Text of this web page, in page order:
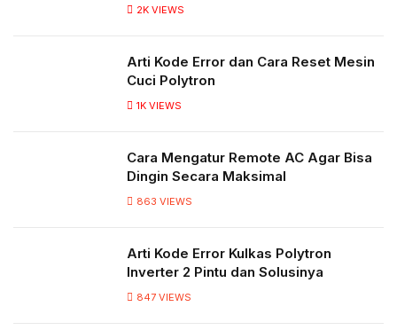
2K VIEWS
Arti Kode Error dan Cara Reset Mesin
Cuci Polytron
1K VIEWS
Cara Mengatur Remote AC Agar Bisa
Dingin Secara Maksimal
863 VIEWS
Arti Kode Error Kulkas Polytron
Inverter 2 Pintu dan Solusinya
847 VIEWS